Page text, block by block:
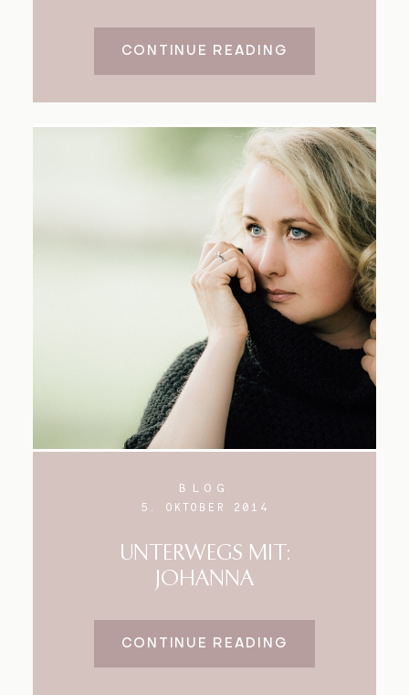
CONTINUE READING
BLOG
5. OKTOBER 2014
UNTERWEGS MIT:
JOHANNA
CONTINUE READING